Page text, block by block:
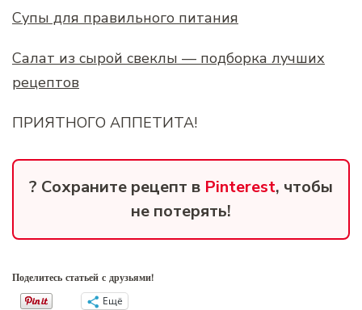
Супы для правильного питания
Салат из сырой свеклы — подборка лучших
рецептов
ПРИЯТНОГО АППЕТИТА!
? Сохраните рецепт в Pinterest, чтобы
не потерять!
Поделитесь статьей с друзьями!
Ещё